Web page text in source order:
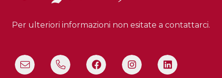
Per ulteriori informazioni non esitate a contattarci.